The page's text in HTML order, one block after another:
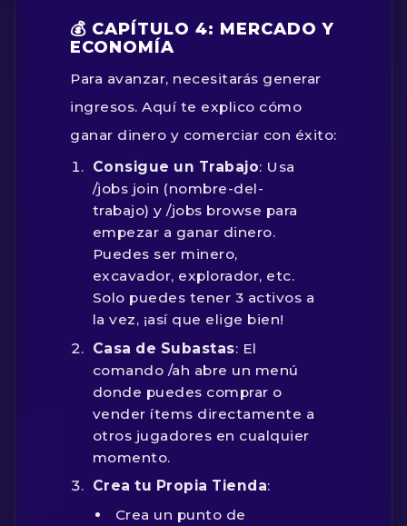
💰 CAPÍTULO 4: MERCADO Y
ECONOMÍA
Para avanzar, necesitarás generar
ingresos. Aquí te explico cómo
ganar dinero y comerciar con éxito:
Consigue un Trabajo: Usa
/jobs join (nombre-del-
trabajo) y/jobs browse para
empezar a ganar dinero.
Puedes ser minero,
excavador, explorador, etc.
Solo puedes tener 3 activos a
la vez, ¡así que elige bien!
Casa de Subastas: El
comando /ah abre un menú
donde puedes comprar o
vender ítems directamente a
otros jugadores en cualquier
momento.
Crea tu Propia Tienda:
Crea un punto de